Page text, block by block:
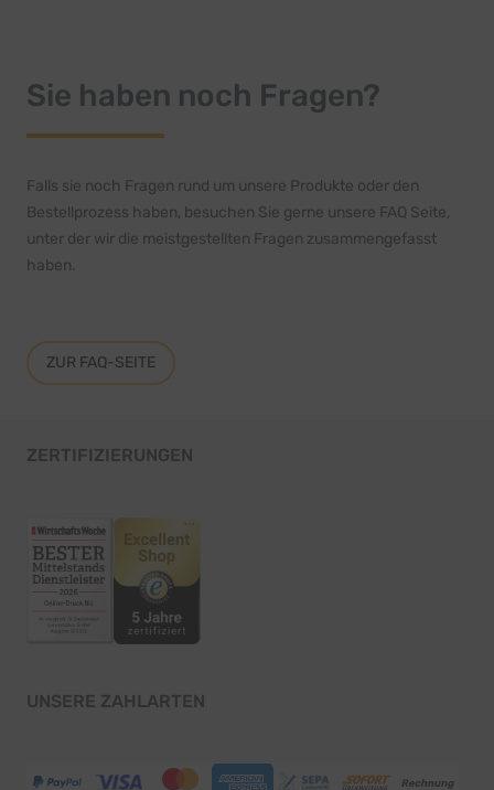
Sie haben noch Fragen?
Falls sie noch Fragen rund um unsere Produkte oder den
Bestellprozess haben, besuchen Sie gerne unsere FAQ Seite,
unter der wir die meistgestellten Fragen zusammengefasst
haben.
ZUR FAQ-SEITE
ZERTIFIZIERUNGEN
UNSERE ZAHLARTEN